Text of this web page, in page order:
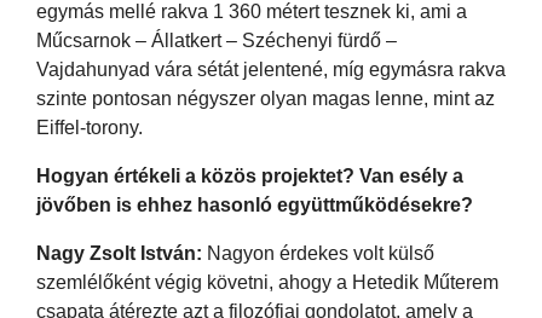
egymás mellé rakva 1 360 métert tesznek ki, ami a
Műcsarnok – Állatkert – Széchenyi fürdő –
Vajdahunyad vára sétát jelentené, míg egymásra rakva
szinte pontosan négyszer olyan magas lenne, mint az
Eiffel-torony.
Hogyan értékeli a közös projektet? Van esély a
jövőben is ehhez hasonló együttműködésekre?
Nagy Zsolt István: Nagyon érdekes volt külső
szemlélőként végig követni, ahogy a Hetedik Műterem
csapata átérezte azt a filozófiai gondolatot, amely a